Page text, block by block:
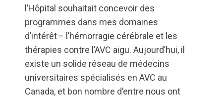
l’Hôpital souhaitait concevoir des
programmes dans mes domaines
d’intérêt – l’hémorragie cérébrale et les
thérapies contre l’AVC aigu. Aujourd’hui, il
existe un solide réseau de médecins
universitaires spécialisés en AVC au
Canada, et bon nombre d’entre nous ont